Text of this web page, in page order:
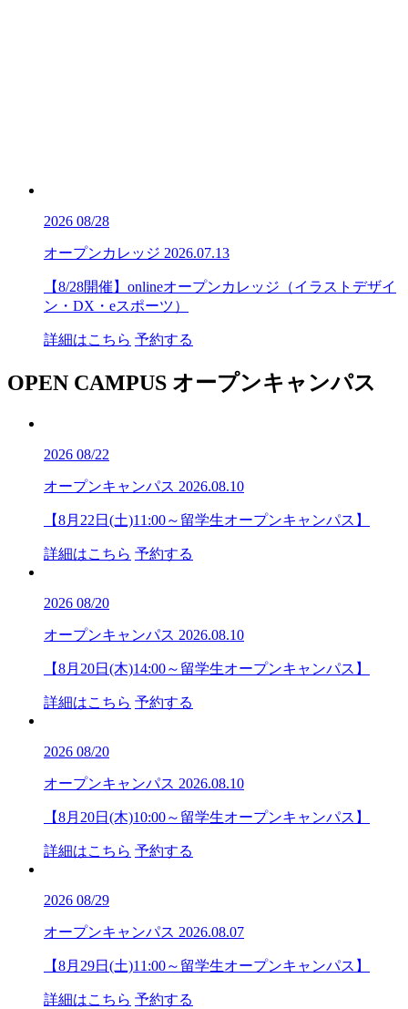
2026 08/28
オープンカレッジ 2026.07.13
【8/28開催】onlineオープンカレッジ（イラストデザイ
ン・DX・eスポーツ）
詳細はこちら 予約する
OPEN CAMPUS オープンキャンパス
2026 08/22
オープンキャンパス 2026.08.10
【8月22日(土)11:00～留学生オープンキャンパス】
詳細はこちら 予約する
2026 08/20
オープンキャンパス 2026.08.10
【8月20日(木)14:00～留学生オープンキャンパス】
詳細はこちら 予約する
2026 08/20
オープンキャンパス 2026.08.10
【8月20日(木)10:00～留学生オープンキャンパス】
詳細はこちら 予約する
2026 08/29
オープンキャンパス 2026.08.07
【8月29日(土)11:00～留学生オープンキャンパス】
詳細はこちら 予約する